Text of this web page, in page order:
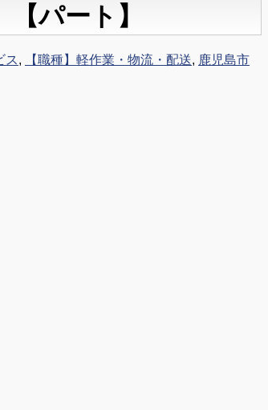
パート】
ス, 【職種】軽作業・物流・配送, 鹿児島市